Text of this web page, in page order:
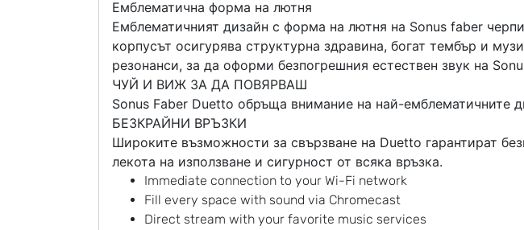
Емблематична форма на лютня
Емблематичният дизайн с форма на лютня на Sonus faber
корпусът осигурява структурна здравина, богат тембър и
резонанси, за да оформи безпогрешния естествен звук на
ЧУЙ И ВИЖ ЗА ДА ПОВЯРВАШ
Sonus Faber Duetto обръща внимание на най-емблематичните
БЕЗКРАЙНИ ВРЪЗКИ
Широките възможности за свързване на Duetto гарантират
лекота на използване и сигурност от всяка връзка.
Immediate connection to your Wi-Fi network
Fill every space with sound via Chromecast
Direct stream with your favorite music services